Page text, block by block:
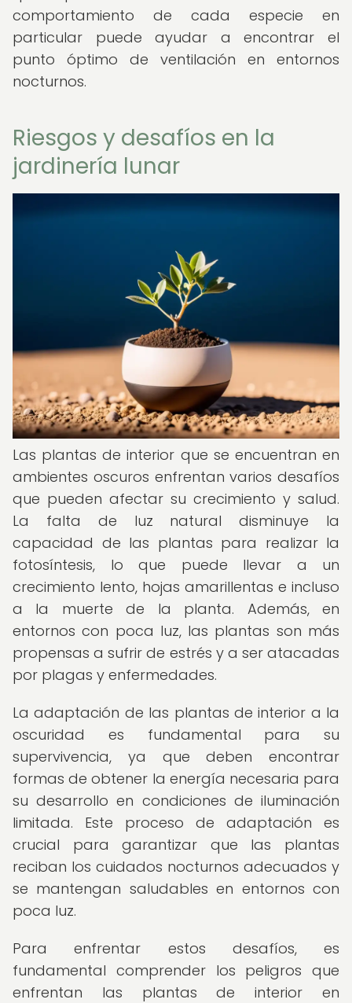
comportamiento de cada especie en
particular puede ayudar a encontrar el
punto óptimo de ventilación en entornos
nocturnos.
Riesgos y desafíos en la
jardinería lunar
Las plantas de interior que se encuentran en
ambientes oscuros enfrentan varios desafíos
que pueden afectar su crecimiento y salud.
La falta de luz natural disminuye la
capacidad de las plantas para realizar la
fotosíntesis, lo que puede llevar a un
crecimiento lento, hojas amarillentas e incluso
a la muerte de la planta. Además, en
entornos con poca luz, las plantas son más
propensas a sufrir de estrés y a ser atacadas
por plagas y enfermedades.
La adaptación de las plantas de interior a la
oscuridad es fundamental para su
supervivencia, ya que deben encontrar
formas de obtener la energía necesaria para
su desarrollo en condiciones de iluminación
limitada. Este proceso de adaptación es
crucial para garantizar que las plantas
reciban los cuidados nocturnos adecuados y
se mantengan saludables en entornos con
poca luz.
Para enfrentar estos desafíos, es
fundamental comprender los peligros que
enfrentan las plantas de interior en